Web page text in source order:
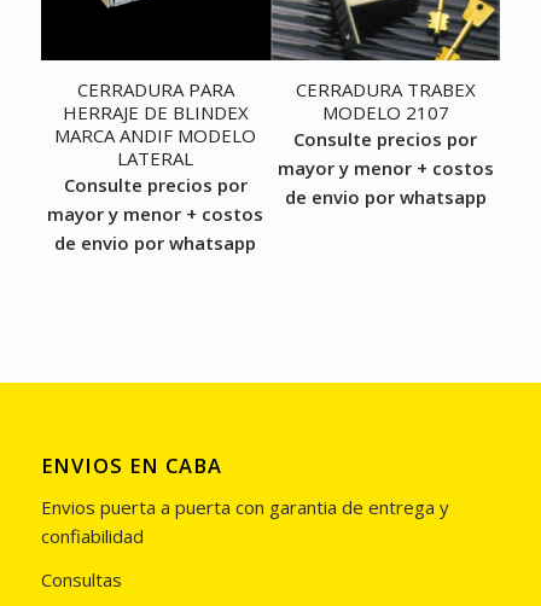
CERRADURA PARA
HERRAJE DE BLINDEX
MARCA ANDIF MODELO
LATERAL
Consulte precios por
mayor y menor + costos
de envio por whatsapp
CERRADURA TRABEX
MODELO 2107
Consulte precios por
mayor y menor + costos
de envio por whatsapp
ENVIOS EN CABA
Envios puerta a puerta con garantia de entrega y
confiabilidad
Consultas